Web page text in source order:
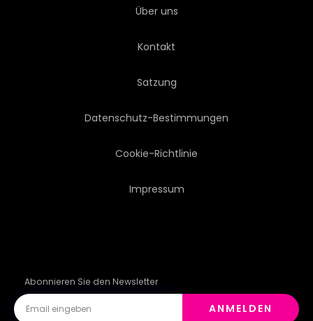
Über uns
Kontakt
Satzung
Datenschutz-Bestimmungen
Cookie-Richtlinie
Impressum
Abonnieren Sie den Newsletter
ANMELDEN